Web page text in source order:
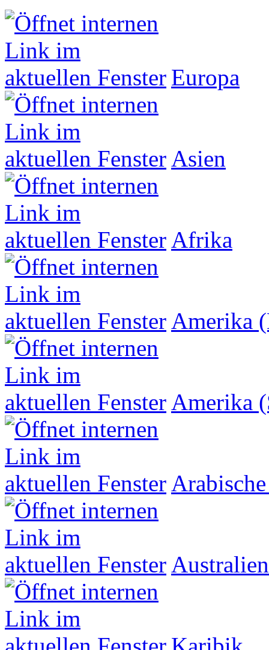
Europa
Asien
Afrika
Amerika
Amerika
Australien